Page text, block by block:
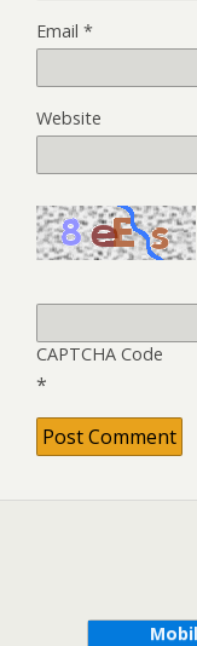
Email *
Website
CAPTCHA Code
*